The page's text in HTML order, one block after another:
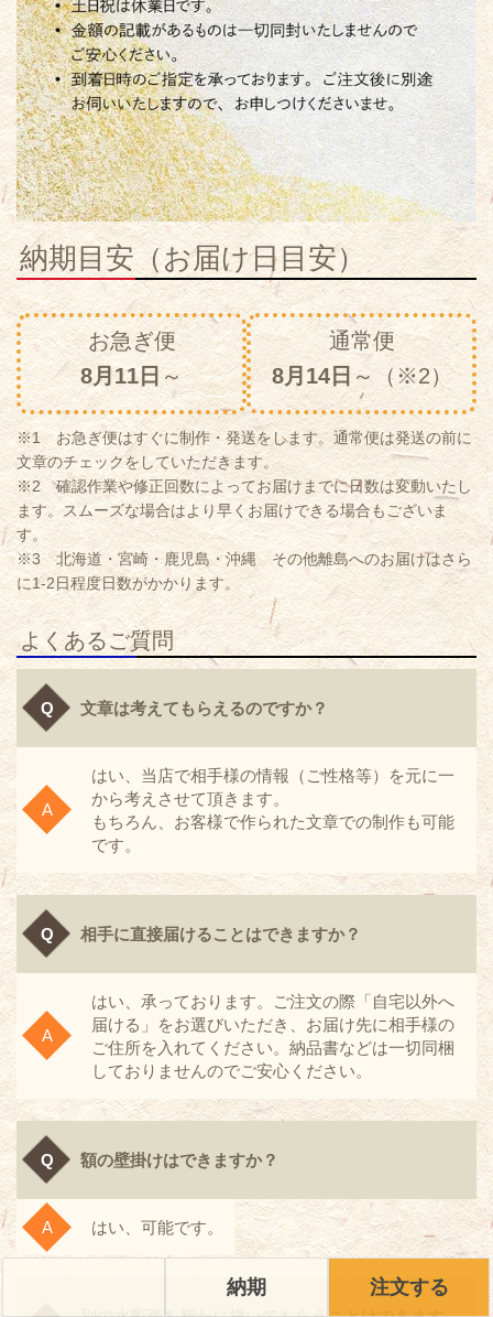
納期 注文する
納期目安（お届け日目安）
お急ぎ便
8月11日～
通常便
8月14日 ～（※2）
※1 お急ぎ便はすぐに制作・発送をします。通常便は発送の前に
文章のチェックをしていただきます。
※2 確認作業や修正回数によってお届けまでに日数は変動いたし
ます。スムーズな場合はより早くお届けできる場合もございま
す。
※3 北海道・宮崎・鹿児島・沖縄 その他離島へのお届けはさら
に1-2日程度日数がかかります。
よくあるご質問
文章は考えてもらえるのですか？
はい、当店で相手様の情報（ご性格等）を元に一
から考えさせて頂きます。
もちろん、お客様で作られた文章での制作も可能
です。
相手に直接届けることはできますか？
はい、承っております。ご注文の際「自宅以外へ
届ける」をお選びいただき、お届け先に相手様の
ご住所を入れてください。納品書などは一切同梱
しておりませんのでご安心ください。
額の壁掛けはできますか？
はい、可能です。